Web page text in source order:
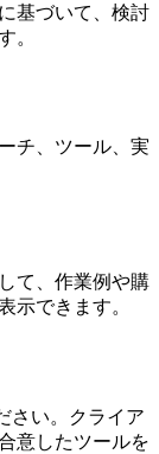
基づいて、検討
。
チ、ツール、実
て、作業例や購
示できます。
さい。クライア
意したツールを